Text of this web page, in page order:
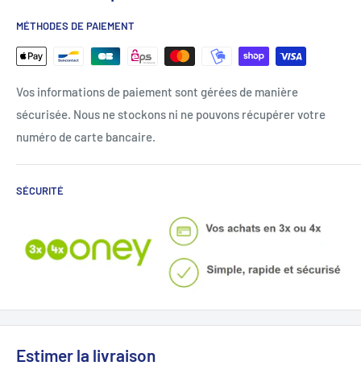
MÉTHODES DE PAIEMENT
Vos informations de paiement sont gérées de manière
sécurisée. Nous ne stockons ni ne pouvons récupérer votre
numéro de carte bancaire.
SÉCURITÉ
Estimer la livraison